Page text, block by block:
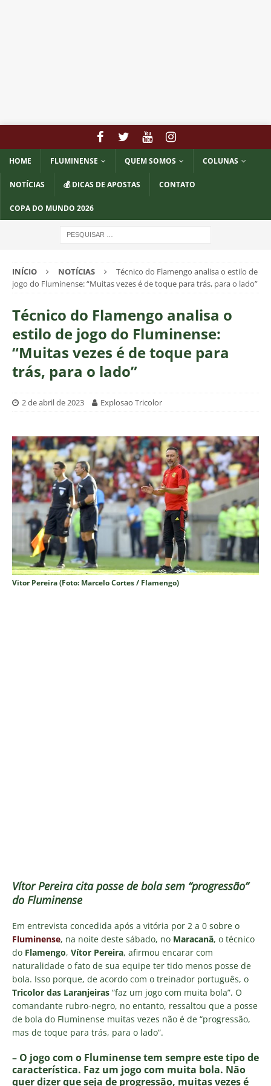
HOME FLUMINENSE QUEM SOMOS COLUNAS
NOTÍCIAS 💰 DICAS DE APOSTAS CONTATO
COPA DO MUNDO 2026
INÍCIO NOTÍCIAS
Técnico do Flamengo analisa o estilo de
jogo do Fluminense: “Muitas vezes é de toque para trás, para o lado”
Técnico do Flamengo analisa o
estilo de jogo do Fluminense:
“Muitas vezes é de toque para
trás, para o lado”
2 de abril de 2023 Explosao Tricolor
Vitor Pereira (Foto: Marcelo Cortes / Flamengo)
Vítor Pereira cita posse de bola sem “progressão”
do Fluminense
Em entrevista concedida após a vitória por 2 a 0 sobre o
Fluminense, na noite deste sábado, no Maracanã, o técnico
do Flamengo, Vítor Pereira, afirmou encarar com
naturalidade o fato de sua equipe ter tido menos posse de
bola. Isso porque, de acordo com o treinador português, o
Tricolor das Laranjeiras “faz um jogo com muita bola”. O
comandante rubro-negro, no entanto, ressaltou que a posse
de bola do Fluminense muitas vezes não é de “progressão,
mas de toque para trás, para o lado”.
– O jogo com o Fluminense tem sempre este tipo de
característica. Faz um jogo com muita bola. Não
quer dizer que seja de progressão, muitas vezes é